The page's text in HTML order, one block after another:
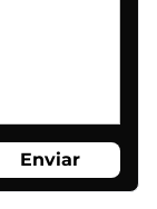
Enviar